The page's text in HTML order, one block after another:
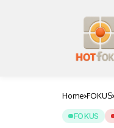
Home FOKUS
FOKUS